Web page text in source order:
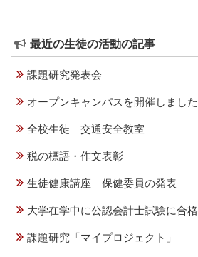
ン 最近の生徒の活動の記事
課題研究発表会
オープンキャンパスを開催しました
全校生徒 交通安全教室
税の標語・作文表彰
生徒健康講座 保健委員の発表
大学在学中に公認会計士試験に合格
課題研究「マイプロジェクト」